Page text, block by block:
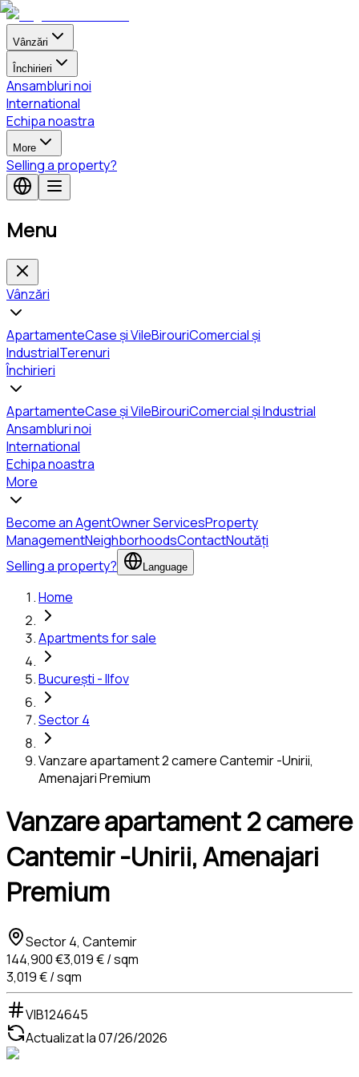
Vânzări
Închirieri
Ansambluri noi
International
Echipa noastra
More
Selling a property?
Menu
Vânzări
ApartamenteCase și VileBirouriComercial și
IndustrialTerenuri
Închirieri
ApartamenteCase și VileBirouriComercial și Industrial
Ansambluri noi
International
Echipa noastra
More
Become an AgentOwner ServicesProperty
ManagementNeighborhoodsContactNoutăți
Selling a property?
Language
Home
Apartments for sale
București - Ilfov
Sector 4
Vanzare apartament 2 camere Cantemir -Unirii,
Amenajari Premium
Vanzare apartament 2 camere
Cantemir -Unirii, Amenajari
Premium
Sector 4, Cantemir
144,900 €3,019 € / sqm
3,019 € / sqm
VIB124645
Actualizat la07/26/2026